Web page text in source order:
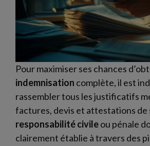
Pour maximiser ses chances
indemnisation complète, il est
rassembler tous les justificatifs
factures, devis et attestations de
responsabilité civileou pénale
clairement établie à travers des